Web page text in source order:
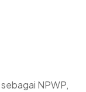
NPWP,